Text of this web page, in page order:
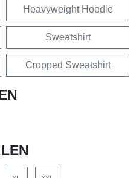
Heavyweight Hoodie
Sweatshirt
Cropped Sweatshirt